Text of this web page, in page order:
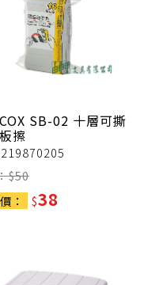
SB-02 十層可撕
擦
$50
：
$38